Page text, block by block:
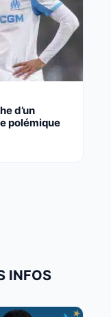
d’un
polémique
INFOS